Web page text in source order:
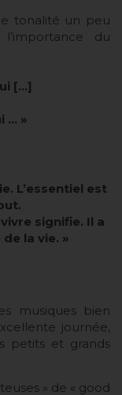
tonalité un peu
du
[…]
… »
L’essentiel est
signifie. Il a
la vie. »
musiques bien
journée,
petits et grands
» de « good